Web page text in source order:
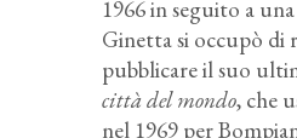
1966 in seguito a
Ginetta si occupò di
pubblicare il suo
città del mondo, che
nel 1969 per